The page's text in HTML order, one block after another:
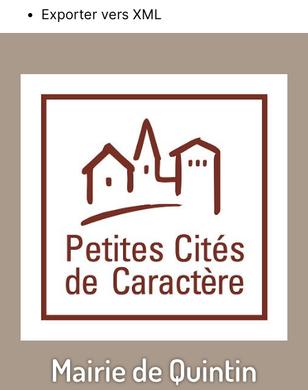
Exporter vers XML
Mairie de Quintin